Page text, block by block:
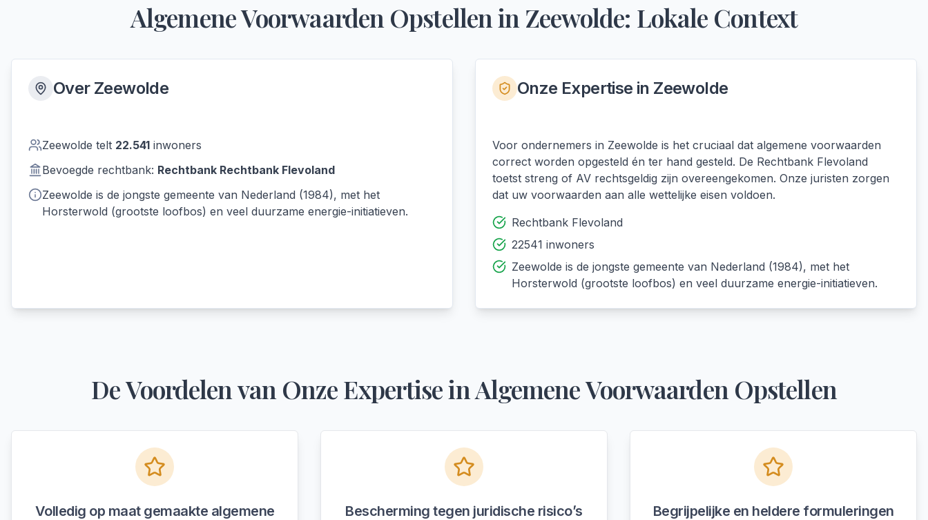
Algemene Voorwaarden Opstellenin Zeewolde: Lokale Context
Over Zeewolde
Zeewolde telt 22.541 inwoners
Bevoegde rechtbank: Rechtbank Rechtbank Flevoland
Zeewolde is de jongste gemeente van Nederland (1984), met het
Horsterwold (grootste loofbos) en veel duurzame energie-initiatieven.
Onze Expertise in Zeewolde
Voor ondernemers in Zeewolde is het cruciaal dat algemene voorwaarden
correct worden opgesteld én ter hand gesteld. De Rechtbank Flevoland
toetst streng of AV rechtsgeldig zijn overeengekomen. Onze juristen zorgen
dat uw voorwaarden aan alle wettelijke eisen voldoen.
Rechtbank Flevoland
22541 inwoners
Zeewolde is de jongste gemeente van Nederland (1984), met het
Horsterwold (grootste loofbos) en veel duurzame energie-initiatieven.
De Voordelen van Onze Expertise inAlgemene Voorwaarden Opstellen
Volledig op maat gemaakte algemene
Bescherming tegen juridische risico’s
Begrijpelijke en heldere formuleringen